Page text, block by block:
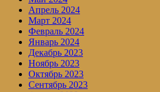
Апрель 2024
Март 2024
Февраль 2024
Январь 2024
Декабрь 2023
Ноябрь 2023
Октябрь 2023
Сентябрь 2023